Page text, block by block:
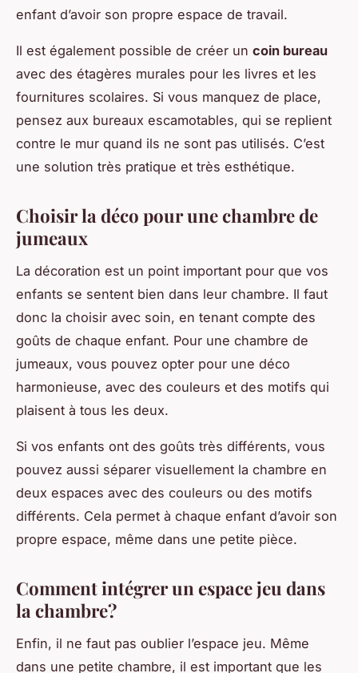
enfant d’avoir son propre espace de travail.
Il est également possible de créer un coin bureau
avec des étagères murales pour les livres et les
fournitures scolaires. Si vous manquez de place,
pensez aux bureaux escamotables, qui se replient
contre le mur quand ils ne sont pas utilisés. C’est
une solution très pratique et très esthétique.
Choisir la déco pour une chambre de
jumeaux
La décoration est un point important pour que vos
enfants se sentent bien dans leur chambre. Il faut
donc la choisir avec soin, en tenant compte des
goûts de chaque enfant. Pour une chambre de
jumeaux, vous pouvez opter pour une déco
harmonieuse, avec des couleurs et des motifs qui
plaisent à tous les deux.
Si vos enfants ont des goûts très différents, vous
pouvez aussi séparer visuellement la chambre en
deux espaces avec des couleurs ou des motifs
différents. Cela permet à chaque enfant d’avoir son
propre espace, même dans une petite pièce.
Comment intégrer un espace jeu dans
la chambre?
Enfin, il ne faut pas oublier l’espace jeu. Même
dans une petite chambre, il est important que les